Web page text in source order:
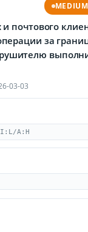
MEDIUM
почтового
за
03-03
I:L/A:H